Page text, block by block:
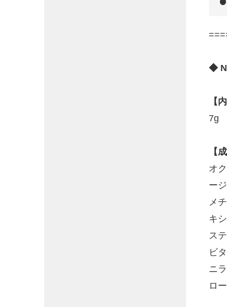
◆
【
7g
【
オ
ー
メ
キ
ス
ビ
ニ
ロ